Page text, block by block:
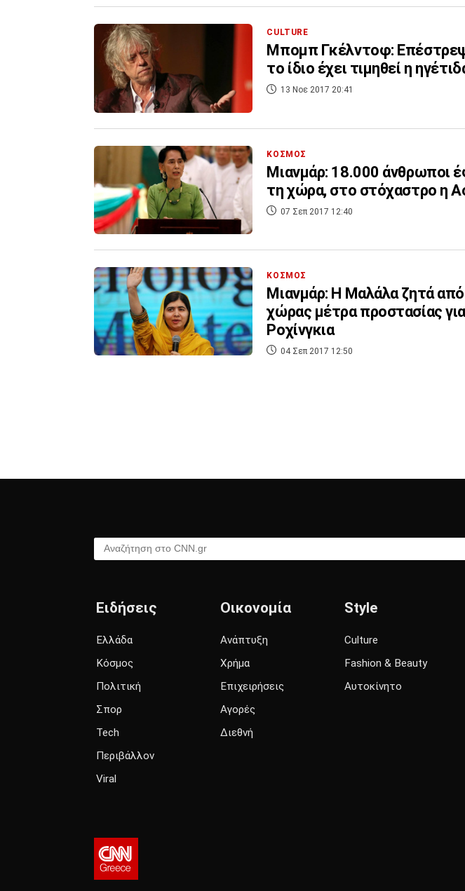
CULTURE
Μπομπ Γκέλντοφ:
το ίδιο έχει τιμηθεί η
13 Νοε 2017 20:41
ΚΟΣΜΟΣ
Μιανμάρ: 18.000 άνθρωποι
τη χώρα, στο στόχαστρο η
07 Σεπ 2017 12:40
ΚΟΣΜΟΣ
Μιανμάρ: Η Μαλάλα ζητά από
χώρας μέτρα προστασίας
Ροχίνγκια
04 Σεπ 2017 12:50
Αναζήτηση στο CNN.gr
Ειδήσεις
Ελλάδα
Κόσμος
Πολιτική
Σπορ
Tech
Περιβάλλον
Viral
Οικονομία
Ανάπτυξη
Χρήμα
Επιχειρήσεις
Αγορές
Διεθνή
Style
Culture
Fashion & Beauty
Αυτοκίνητο